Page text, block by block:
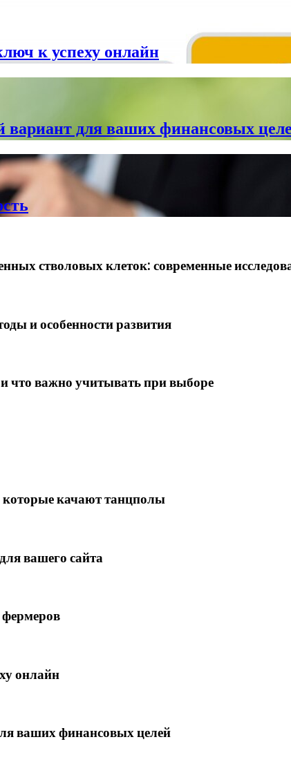
к успеху онлайн
для ваших финансовых
стволовых клеток: современные
и особенности развития
что важно учитывать при выборе
которые качают танцполы
вашего сайта
онлайн
ваших финансовых целей